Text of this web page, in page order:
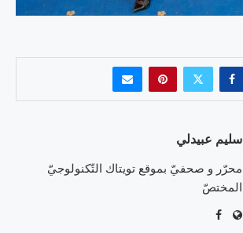
سليم عبيدلي
محرّر و صحفيّ بموقع تويتاك التّكنولوجيّ
المختصّ